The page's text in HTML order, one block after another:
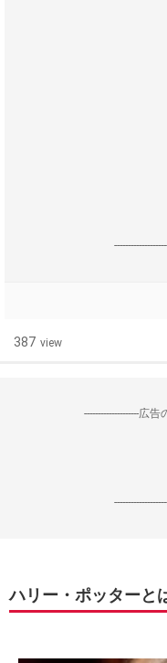
387 view
--------------------広
ハリー・ポッターと